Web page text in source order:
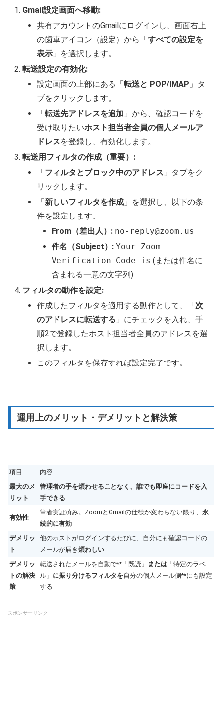
Gmail設定画面へ移動:
共有アカウントのGmailにログインし、画面右上
の歯車アイコン（設定）から「すべての設定を
表示 」を選択します。
転送設定の有効化:
設定画面の上部にある「転送と POP/IMAP 」タ
ブをクリックします。
「転送先アドレスを追加 」から、確認コードを
受け取りたいホスト担当者全員の個人メールア
ドレスを登録し、有効化します。
転送用フィルタの作成（重要）:
「フィルタとブロック中のアドレス 」タブをク
リックします。
「新しいフィルタを作成 」を選択し、以下の条
件を設定します。
From（差出人）: no-reply@zoom.us
件名（Subject）: Your Zoom
Verification Code is (または件名に
含まれる一意の文字列)
フィルタの動作を設定:
作成したフィルタを適用する動作として、「次
のアドレスに転送する 」にチェックを入れ、手
順2で登録したホスト担当者全員のアドレスを選
択します。
このフィルタを保存すれば設定完了です。
運用上のメリット・デメリットと解決策
項目
内容
最大のメ
リット
管理者の手を煩わせることなく、誰でも即座にコードを入
手できる
有効性
筆者実証済み。ZoomとGmailの仕様が変わらない限り、 永
続的に有効
デメリッ
ト
他のホストがログインするたびに、自分にも確認コードの
メールが届き 煩わしい
デメリッ
トの解決
策
転送されたメールを自動で**「既読」 または 「特定のラベ
ル」 に振り分けるフィルタを自分の個人メール側**にも設定
する
スポンサーリンク